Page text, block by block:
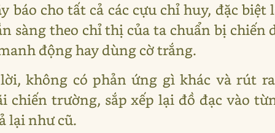
báo cho tất cả các cựu chỉ huy, đặc biệt
sàng theo chỉ thị của ta chuẩn bị chiến
động hay dùng cờ trắng.
không có phản ứng gì khác và rút
chiến trường, sắp xếp lại đồ đạc vào
lại như cũ.